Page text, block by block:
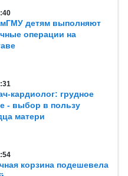
детям выполняют
операции на
кардиолог: грудное
- выбор в пользу
матери
корзина подешевела